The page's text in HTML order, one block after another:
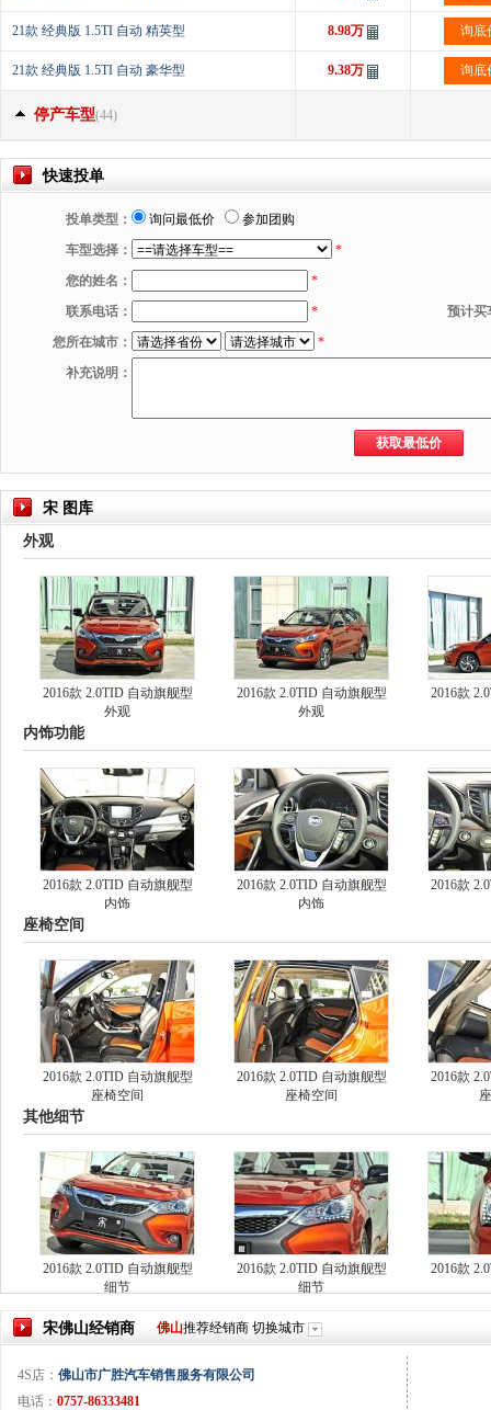
21款 经典版 1.5TI 自动 精英型 8.98万 询底
21款 经典版 1.5TI 自动 豪华型 9.38万 询底
停产车型(44)
快速投单
投单类型： 询问最低价
参加团购
车型选择：
*
您的姓名：
*
联系电话：
*
预计买
您所在城市：
*
补充说明：
宋 图库
外观
2016款 2.0TID 自动旗舰型
外观
2016款 2.0TID 自动旗舰型
外观
2016款
内饰功能
2016款 2.0TID 自动旗舰型
内饰
2016款 2.0TID 自动旗舰型
内饰
2016款
座椅空间
2016款 2.0TID 自动旗舰型
座椅空间
2016款 2.0TID 自动旗舰型
座椅空间
2016款
其他细节
2016款 2.0TID 自动旗舰型
细节
2016款 2.0TID 自动旗舰型
细节
2016款
宋佛山经销商 佛山推荐经销商 切换城市
4S店： 佛山市广胜汽车销售服务有限公司
电话： 0757-86333481